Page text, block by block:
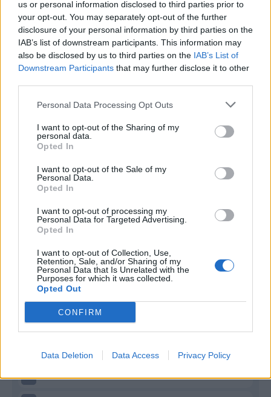
us or personal information disclosed to third parties prior to
your opt-out. You may separately opt-out of the further
disclosure of your personal information by third parties on the
IAB’s list of downstream participants. This information may
also be disclosed by us to third parties on the IAB’s List of
Downstream Participants that may further disclose it to other
Personal Data Processing Opt Outs
I want to opt-out of the Sharing of my
personal data.
Opted In
I want to opt-out of the Sale of my
Personal Data.
Opted In
I want to opt-out of processing my
Personal Data for Targeted Advertising.
Opted In
I want to opt-out of Collection, Use,
Retention, Sale, and/or Sharing of my
Personal Data that Is Unrelated with the
Purposes for which it was collected.
Opted Out
CONFIRM
Data Deletion Data Access Privacy Policy
Classic Mantra
Riepilogo stagione
Titolare 0 - 0%
Entrato 0 - 0
31 - 100
Scarica riepilogo
stagionale
2 LEC-MIL